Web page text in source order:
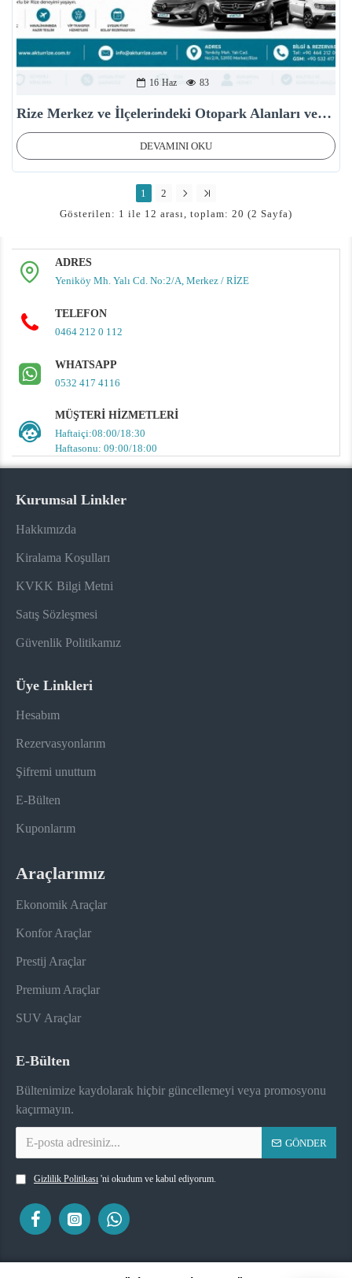
16 Haz 83
Rize Merkez ve İlçelerindeki Otopark Alanları ve Ulaşım Tüyoları
DEVAMINI OKU
1
2
Gösterilen: 1 ile 12 arası, toplam: 20 (2 Sayfa)
ADRES
Yeniköy Mh. Yalı Cd. No:2/A, Merkez / RİZE
TELEFON
0464 212 0 112
WHATSAPP
0532 417 4116
MÜŞTERI HIZMETLERI
Haftaiçi:08:00/18:30
Haftasonu: 09:00/18:00
Kurumsal Linkler
Hakkımızda
Kiralama Koşulları
KVKK Bilgi Metni
Satış Sözleşmesi
Güvenlik Politikamız
Üye Linkleri
Hesabım
Rezervasyonlarım
Şifremi unuttum
E-Bülten
Kuponlarım
Araçlarımız
Ekonomik Araçlar
Konfor Araçlar
Prestij Araçlar
Premium Araçlar
SUV Araçlar
E-Bülten
Bültenimize kaydolarak hiçbir güncellemeyi veya promosyonu
kaçırmayın.
GÖNDER
Gizlilik Politikası 'ni okudum ve kabul ediyorum.